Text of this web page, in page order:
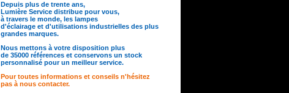
Depuis plus de trente ans,
Lumière Service distribue pour vous,
à travers le monde, les lampes
d'éclairage et d'utilisations industrielles des plus
grandes marques.
Nous mettons à votre disposition plus
de 35000 références et conservons un stock
personnalisé pour un meilleur service.
Pour toutes informations et conseils n'hésitez
pas à nous contacter.